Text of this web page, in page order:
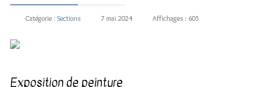
Catégorie : Sections 7 mai 2024 Affichages : 605
Exposition de peinture